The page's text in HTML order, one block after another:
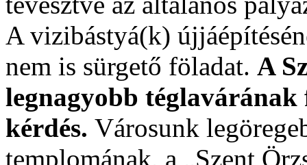
A vizibástyá(k)
nem is sürgető föladat. A
legnagyobb
kérdés. Városunk
templomának, a „Szent